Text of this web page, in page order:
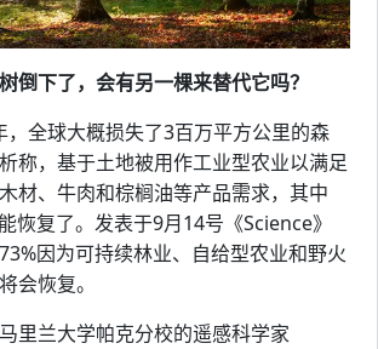
倒下了，会有另一棵来替代它吗？
，全球大概损失了3百万平方公里的森
称，基于土地被用作工业型农业以满足
材、牛肉和棕榈油等产品需求，其中
恢复了。发表于9月14号《Science》
因为可持续林业、自给型农业和野火
会恢复。
里兰大学帕克分校的遥感科学家